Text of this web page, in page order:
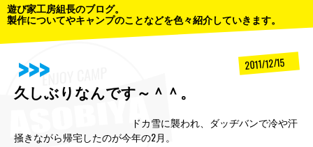
遊び家工房組長のブログ。
製作についてやキャンプのことなどを色々紹介していきます。
久しぶりなんです～＾＾。
2011/12/15
ドカ雪に襲われ、ダッヂバンで冷や汗
掻きながら帰宅したのが今年の2月。